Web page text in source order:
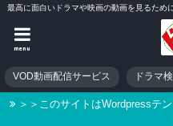
最高に面白いドラマや映画の動画を見るため
menu
VOD動画配信サービス ドラマ
＞＞このサイトはWordpressテ